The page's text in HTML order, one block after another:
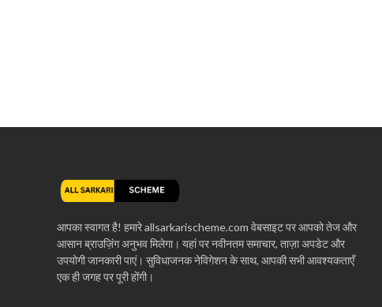
आपका स्वागत है! हमारे allsarkarischeme.com वेबसाइट पर आपको तेज और
आसान ब्राउज़िंग अनुभव मिलेगा। यहां पर नवीनतम समाचार, ताज़ा अपडेट और
उपयोगी जानकारी पाएं। सुविधाजनक नेविगेशन के साथ, आपकी सभी आवश्यकताएँ
एक ही जगह पर पूरी होंगी।